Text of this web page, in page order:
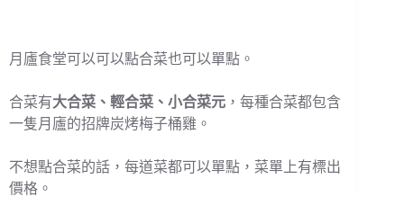
月廬食堂可以可以點合菜也可以單點。
合菜有大合菜、輕合菜、小合菜元 ，每種合菜都包含
一隻月廬的招牌炭烤梅子桶雞。
不想點合菜的話，每道菜都可以單點，菜單上有標出
價格。